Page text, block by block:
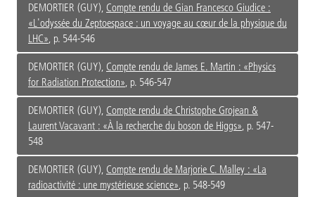
DEMORTIER (GUY), Compte rendu de Gian Francesco Giudice :
«L'odyssée du Zeptoespace : un voyage au cœur de la physique du
LHC», p. 544-546
DEMORTIER (GUY), Compte rendu de James E. Martin : «Physics
for Radiation Protection», p. 546-547
DEMORTIER (GUY), Compte rendu de Christophe Grojean &
Laurent Vacavant : «À la recherche du boson de Higgs», p. 547-
548
DEMORTIER (GUY), Compte rendu de Marjorie C. Malley : «La
radioactivité : une mystérieuse science», p. 548-549